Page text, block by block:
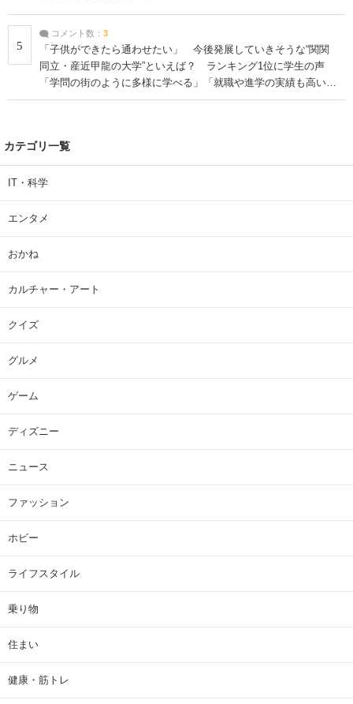
5
コメント数： 3
「子供ができたら通わせたい」 今後発展していきそうな“関関
同立・産近甲龍の大学”といえば？ ランキング1位に学生の声
「学問の街のように多様に学べる」「就職や進学の実績も高い」
| 大学 ねとらぼリサーチ
カテゴリ一覧
IT・科学
エンタメ
おかね
カルチャー・アート
クイズ
グルメ
ゲーム
ディズニー
ニュース
ファッション
ホビー
ライフスタイル
乗り物
住まい
健康・筋トレ